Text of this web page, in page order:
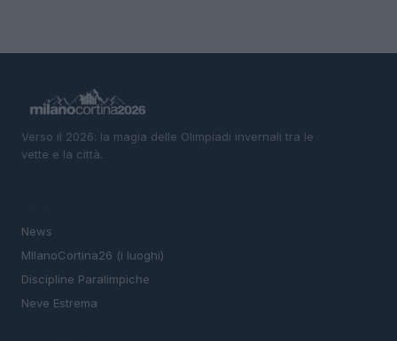
Verso il 2026: la magia delle Olimpiadi invernali tra le
vette e la città.
News
MIlanoCortina26 (i luoghi)
Discipline Paralimpiche
Neve Estrema